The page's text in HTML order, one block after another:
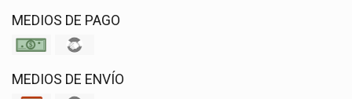
MEDIOS DE PAGO
MEDIOS DE ENVÍO